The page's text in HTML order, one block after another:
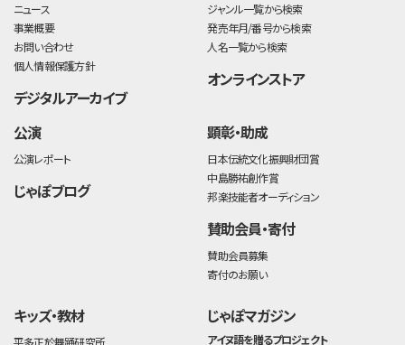
ニュース
事業概要
お問い合わせ
個人情報保護方針
デジタルアーカイブ
ジャンル一覧から検索
発売年月/番号から検索
人名一覧から検索
オンラインストア
公演
公演レポート
じゃぽブログ
顕彰・助成
日本伝統文化振興財団賞
中島勝祐創作賞
邦楽技能者オーディション
賛助会員・寄付
賛助会員募集
寄付のお願い
キッズ・教材 じゃぽマガジン
アイヌ語を贈るプロジェクト